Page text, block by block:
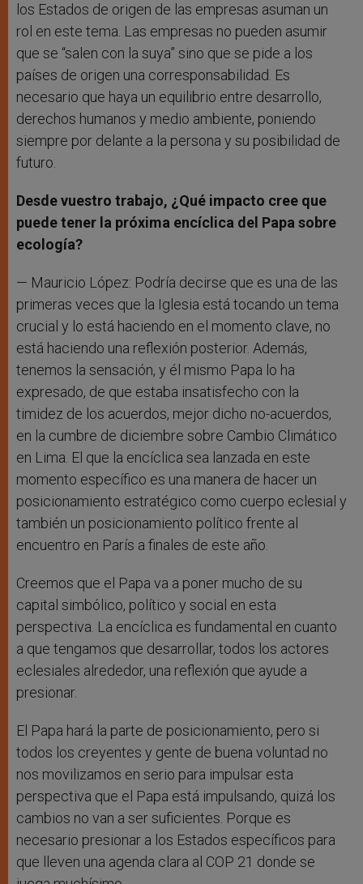
los Estados de origen de las empresas asuman un
rol en este tema. Las empresas no pueden asumir
que se “salen con la suya” sino que se pide a los
países de origen una corresponsabilidad. Es
necesario que haya un equilibrio entre desarrollo,
derechos humanos y medio ambiente, poniendo
siempre por delante a la persona y su posibilidad de
futuro.
Desde vuestro trabajo, ¿Qué impacto cree que
puede tener la próxima encíclica del Papa sobre
ecología?
— Mauricio López: Podría decirse que es una de las
primeras veces que la Iglesia está tocando un tema
crucial y lo está haciendo en el momento clave, no
está haciendo una reflexión posterior. Además,
tenemos la sensación, y él mismo Papa lo ha
expresado, de que estaba insatisfecho con la
timidez de los acuerdos, mejor dicho no-acuerdos,
en la cumbre de diciembre sobre Cambio Climático
en Lima. El que la encíclica sea lanzada en este
momento específico es una manera de hacer un
posicionamiento estratégico como cuerpo eclesial y
también un posicionamiento político frente al
encuentro en París a finales de este año.
Creemos que el Papa va a poner mucho de su
capital simbólico, político y social en esta
perspectiva. La encíclica es fundamental en cuanto
a que tengamos que desarrollar, todos los actores
eclesiales alrededor, una reflexión que ayude a
presionar.
El Papa hará la parte de posicionamiento, pero si
todos los creyentes y gente de buena voluntad no
nos movilizamos en serio para impulsar esta
perspectiva que el Papa está impulsando, quizá los
cambios no van a ser suficientes. Porque es
necesario presionar a los Estados específicos para
que lleven una agenda clara al COP 21 donde se